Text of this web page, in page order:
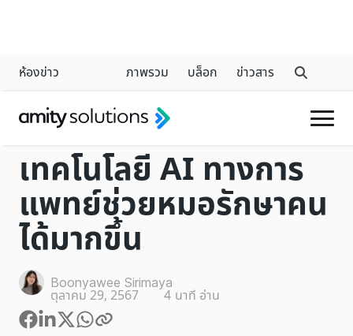
ห้องข่าว ภาพรวม บล็อก ข่าวสาร
INDUSTRY
เทคโนโลยี AI ทางการ
แพทย์ช่วยหมอรักษาคน
ได้มากขึ้น
Boonyawee Sirimaya
ตุลาคม 29, 2567 4 นาที อ่าน